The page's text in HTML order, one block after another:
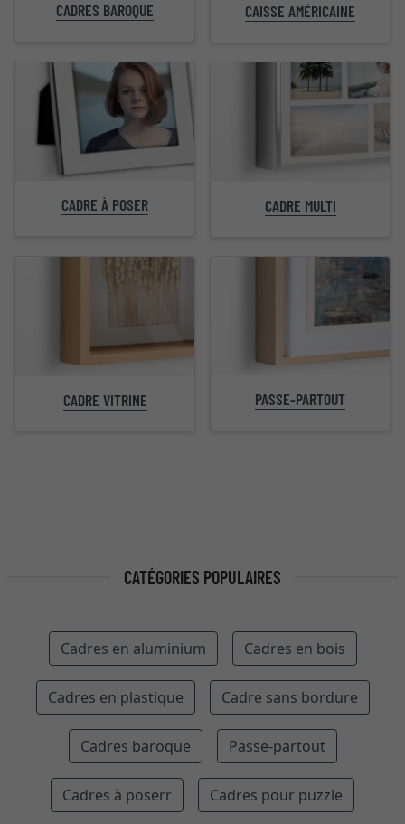
CADRES BAROQUE CAISSE AMÉRICAINE
CADRE À POSER CADRE MULTI
CADRE VITRINE PASSE-PARTOUT
CATÉGORIES POPULAIRES
Cadres en aluminium Cadres en bois
Cadres en plastique Cadre sans bordure
Cadres baroque Passe-partout
Cadres à poserr Cadres pour puzzle